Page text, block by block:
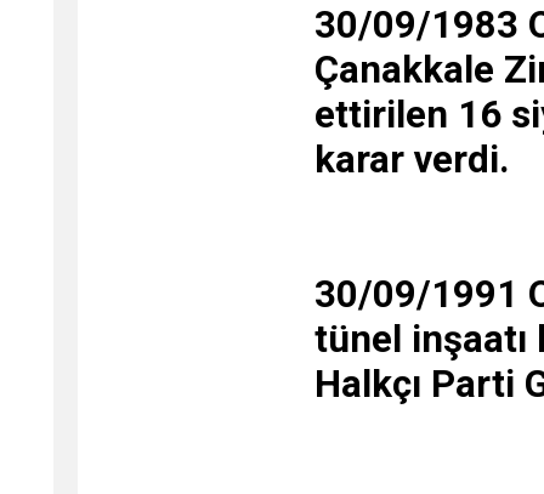
30/09/1983
Çanakkale
ettirilen 16
karar verdi.
30/09/1991
tünel inşaatı
Halkçı Parti